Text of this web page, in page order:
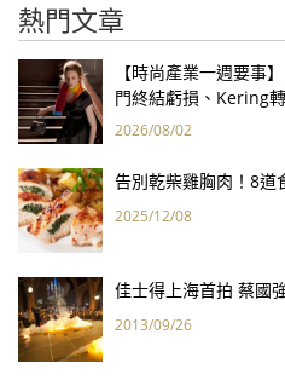
熱門文章
【時尚產業一週要事
門終結虧損、Kering
報亮眼
2026/08/02
告別乾柴雞胸肉！8道
2025/12/08
佳士得上海首拍 蔡國
2013/09/26